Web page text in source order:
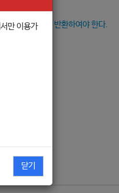
만 이용가
닫기
관람료를 전액 반환하여야 한다.